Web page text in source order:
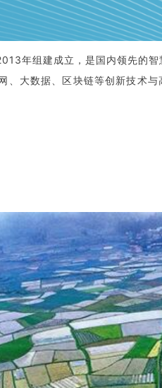
年组建成立，是国内领先的
大数据、区块链等创新技术